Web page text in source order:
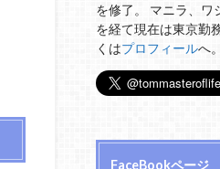
を修了。 マニラ、ワ
を経て現在は東京勤
くはプロフィールへ。
FaceBookページ